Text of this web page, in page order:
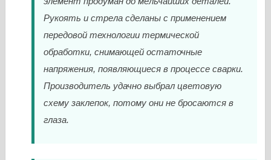
Рукоять и стрела сделаны с применением
передовой технологии термической
обработки, снимающей остаточные
напряжения, появляющиеся в процессе сварки.
Производитель удачно выбрал цветовую
схему заклепок, потому они не бросаются в
глаза.